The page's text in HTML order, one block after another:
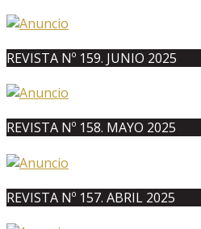
REVISTA Nº 159. JUNIO 2025
REVISTA Nº 158. MAYO 2025
REVISTA Nº 157. ABRIL 2025